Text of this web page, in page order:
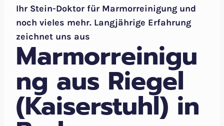
Ihr Stein-Doktor für Marmorreinigung und
noch vieles mehr. Langjährige Erfahrung
zeichnet uns aus
Marmorreinigu
ng aus Riegel
(Kaiserstuhl) in